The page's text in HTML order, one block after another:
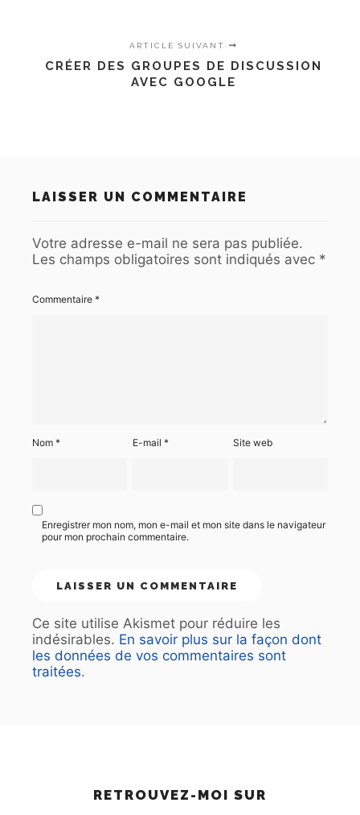
ARTICLE SUIVANT
CRÉER DES GROUPES DE DISCUSSION
AVEC GOOGLE
LAISSER UN COMMENTAIRE
Votre adresse e-mail ne sera pas publiée.
Les champs obligatoires sont indiqués avec *
Commentaire *
Nom * E-mail* Site web
Enregistrer mon nom, mon e-mail et mon site dans le navigateur
pour mon prochain commentaire.
Ce site utilise Akismet pour réduire les
indésirables. En savoir plus sur la façon dont
les données de vos commentaires sont
traitées.
RETROUVEZ-MOI SUR